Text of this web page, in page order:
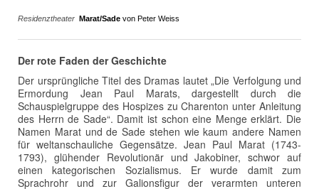
Residenztheater Marat/Sade von Peter Weiss
Der rote Faden der Geschichte
Der ursprüngliche Titel des Dramas lautet „Die Verfolgung und
Ermordung Jean Paul Marats, dargestellt durch die
Schauspielgruppe des Hospizes zu Charenton unter Anleitung
des Herrn de Sade“. Damit ist schon eine Menge erklärt. Die
Namen Marat und de Sade stehen wie kaum andere Namen
für weltanschauliche Gegensätze. Jean Paul Marat (1743-
1793), glühender Revolutionär und Jakobiner, schwor auf
einen kategorischen Sozialismus. Er wurde damit zum
Sprachrohr und zur Galionsfigur der verarmten unteren